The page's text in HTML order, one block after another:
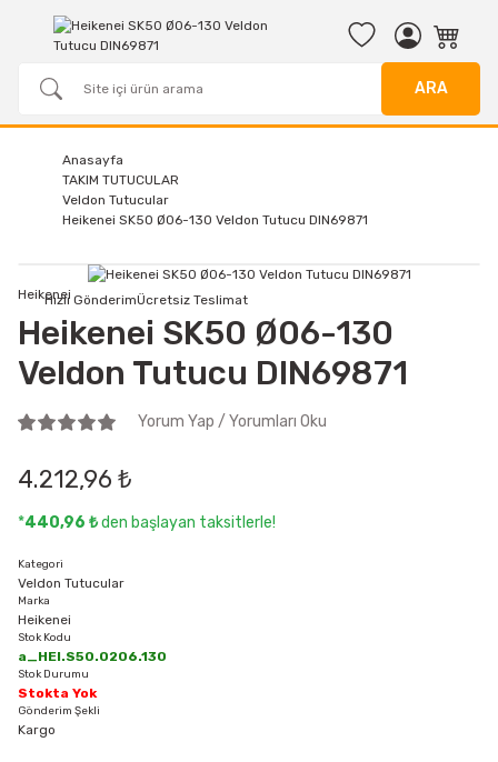
ARA
Anasayfa
TAKIM TUTUCULAR
Veldon Tutucular
Heikenei SK50 Ø06-130 Veldon Tutucu DIN69871
Hızlı GönderimÜcretsiz Teslimat
Heikenei
Heikenei SK50 Ø06-130
Veldon Tutucu DIN69871
Yorum Yap / Yorumları Oku
4.212,96 ₺
*440,96 ₺den başlayan taksitlerle!
Kategori
Veldon Tutucular
Marka
Heikenei
Stok Kodu
a_HEI.S50.0206.130
Stok Durumu
Stokta Yok
Gönderim Şekli
Kargo